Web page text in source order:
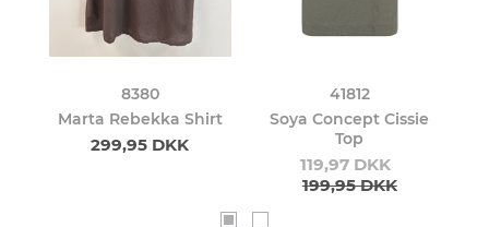
8380
Marta Rebekka Shirt
299,95 DKK
41812
Soya Concept Cissie
Top
119,97 DKK
199,95 DKK